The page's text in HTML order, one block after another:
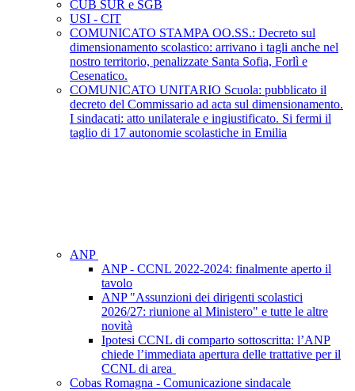
CUB SUR e SGB
USI - CIT
COMUNICATO STAMPA OO.SS.: Decreto sul
dimensionamento scolastico: arrivano i tagli anche nel
nostro territorio, penalizzate Santa Sofia, Forlì e
Cesenatico.
COMUNICATO UNITARIO Scuola: pubblicato il
decreto del Commissario ad acta sul dimensionamento.
I sindacati: atto unilaterale e ingiustificato. Si fermi il
taglio di 17 autonomie scolastiche in Emilia
ANP
ANP - CCNL 2022-2024: finalmente aperto il
tavolo
ANP "Assunzioni dei dirigenti scolastici
2026/27: riunione al Ministero" e tutte le altre
novità
Ipotesi CCNL di comparto sottoscritta: l’ANP
chiede l’immediata apertura delle trattative per il
CCNL di area
Cobas Romagna - Comunicazione sindacale